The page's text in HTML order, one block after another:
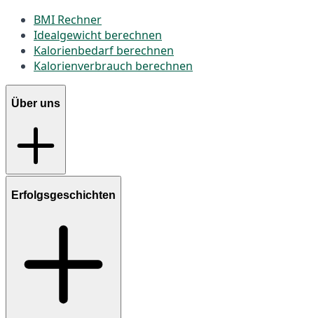
BMI Rechner
Idealgewicht berechnen
Kalorienbedarf berechnen
Kalorienverbrauch berechnen
Über uns
Erfolgsgeschichten